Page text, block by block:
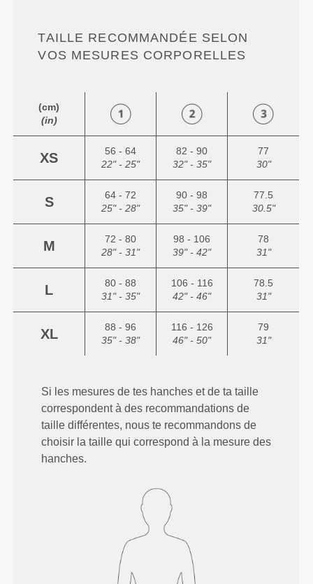
TAILLE RECOMMANDÉE SELON
VOS MESURES CORPORELLES
(cm)
(in)
XS
56 - 64
22" - 25"
82 - 90
32" - 35"
77
30"
S
64 - 72
25" - 28"
90 - 98
35" - 39"
77.5
30.5"
M
72 - 80
28" - 31"
98 - 106
39" - 42"
78
31"
L
80 - 88
31" - 35"
106 - 116
42" - 46"
78.5
31"
XL
88 - 96
35" - 38"
116 - 126
46" - 50"
79
31"
Si les mesures de tes hanches et de ta taille
correspondent à des recommandations de
taille différentes, nous te recommandons de
choisir la taille qui correspond à la mesure des
hanches.